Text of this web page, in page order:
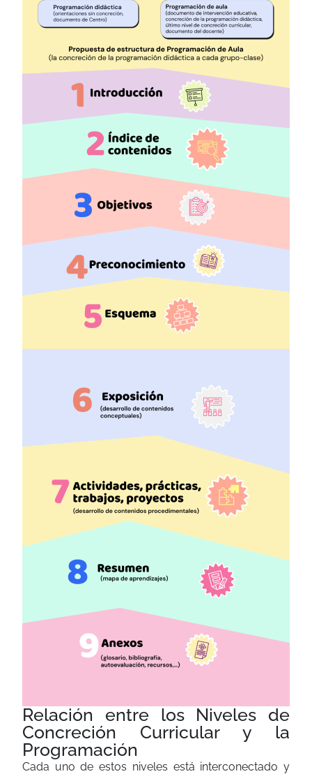
Relación entre los Niveles de
Concreción Curricular y la
Programación
Cada uno de estos niveles está interconectado y